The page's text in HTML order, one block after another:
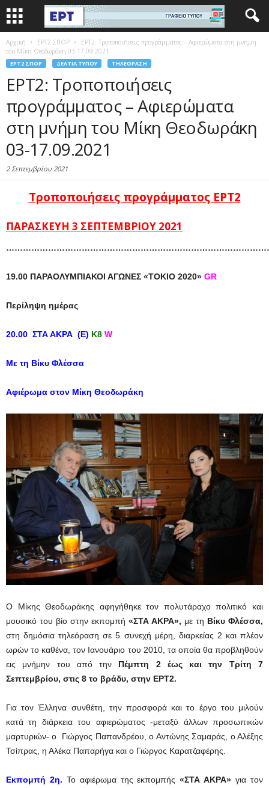
Αρχική EΡΤ2 ΣΠΟΡ
ΕΡΤ2: Τροποποιήσεις προγράμματος – Αφιερώματα στη μνήμη
του Μίκη Θεοδωράκη 03-17.09.2021
EΡΤ2 ΣΠΟΡ ΔΕΛΤΊΑ ΤΎΠΟΥ ΤΗΛΕΌΡΑΣΗ
ΕΡΤ2: Τροποποιήσεις
προγράμματος – Αφιερώματα
στη μνήμη του Μίκη Θεοδωράκη
03-17.09.2021
2 Σεπτεμβρίου 2021
Τροποποιήσεις προγράμματος ΕΡΤ2
ΠΑΡΑΣΚΕΥΗ 3 ΣΕΠΤΕΜΒΡΙΟΥ 2021
19.00 ΠΑΡΑΟΛΥΜΠΙΑΚΟΙ ΑΓΩΝΕΣ «ΤΟΚΙΟ 2020» GR
Περίληψη ημέρας
20.00 ΣΤΑ ΑΚΡΑ (E) Κ8 W
Με τη Βίκυ Φλέσσα
Αφιέρωμα στον Μίκη Θεοδωράκη
Ο Μίκης Θεοδωράκης αφηγήθηκε τον πολυτάραχο πολιτικό και
μουσικό του βίο στην εκπομπή «ΣΤΑ ΑΚΡΑ», με τη Βίκυ Φλέσσα,
στη δημόσια τηλεόραση σε 5 συνεχή μέρη, διαρκείας 2 και πλέον
ωρών το καθένα, τον Ιανουάριο του 2010, τα οποία θα προβληθούν
εις μνήμην του από την Πέμπτη 2 έως και την Τρίτη 7
Σεπτεμβρίου, στις 8 το βράδυ, στην ΕΡΤ2.
Για τον Έλληνα συνθέτη, την προσφορά και το έργο του μιλούν
κατά τη διάρκεια του αφιερώματος -μεταξύ άλλων προσωπικών
μαρτυριών- ο Γιώργος Παπανδρέου, ο Αντώνης Σαμαράς, ο Αλέξης
Τσίπρας, η Αλέκα Παπαρήγα και ο Γιώργος Καρατζαφέρης.
Εκπομπή 2η. Το αφιέρωμα της εκπομπής«ΣΤΑ ΑΚΡΑ» για τον